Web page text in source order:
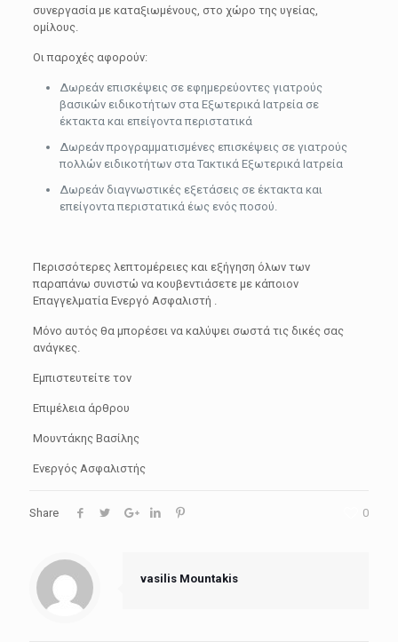
συνεργασία με καταξιωμένους, στο χώρο της υγείας,
ομίλους.
Οι παροχές αφορούν:
Δωρεάν επισκέψεις σε εφημερεύοντες γιατρούς
βασικών ειδικοτήτων στα Εξωτερικά Ιατρεία σε
έκτακτα και επείγοντα περιστατικά
Δωρεάν προγραμματισμένες επισκέψεις σε γιατρούς
πολλών ειδικοτήτων στα Τακτικά Εξωτερικά Ιατρεία
Δωρεάν διαγνωστικές εξετάσεις σε έκτακτα και
επείγοντα περιστατικά έως ενός ποσού.
Περισσότερες λεπτομέρειες και εξήγηση όλων των
παραπάνω συνιστώ να κουβεντιάσετε με κάποιον
Επαγγελματία Ενεργό Ασφαλιστή .
Μόνο αυτός θα μπορέσει να καλύψει σωστά τις δικές σας
ανάγκες.
Εμπιστευτείτε τον
Επιμέλεια άρθρου
Μουντάκης Βασίλης
Ενεργός Ασφαλιστής
Share 0
vasilis Mountakis